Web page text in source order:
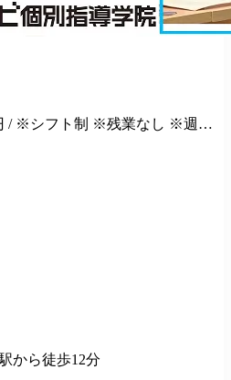
/ ※シフト制 ※残業なし ※週１
あり) ＊有給休暇あり
割引制度が使えます！ ＊産
時間以上の勤務がある方が対
から徒歩12分